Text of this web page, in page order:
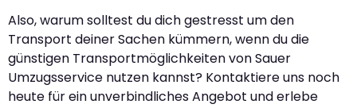
Also, warum solltest du dich gestresst um den
Transport deiner Sachen kümmern, wenn du die
günstigen Transportmöglichkeiten von Sauer
Umzugsservice nutzen kannst? Kontaktiere uns noch
heute für ein unverbindliches Angebot und erlebe